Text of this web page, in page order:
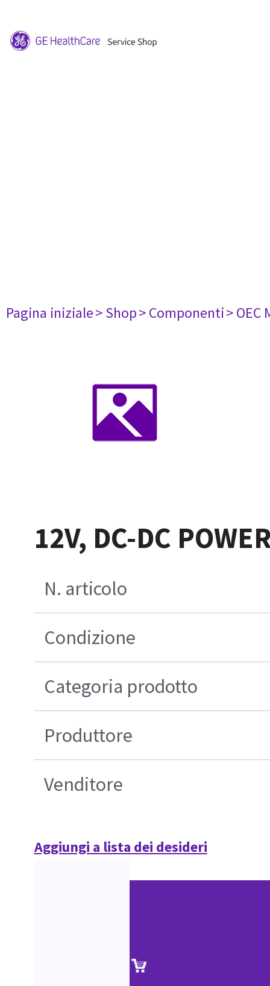
Pagina iniziale> Shop> Componenti> OEC
12V, DC-DC
N. articolo
Condizione
Categoria prodotto
Produttore
Venditore
Aggiungi a lista dei desideri